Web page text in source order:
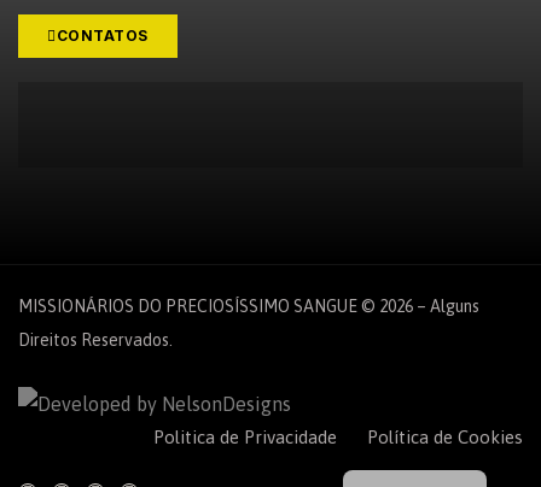
CONTATOS
MISSIONÁRIOS DO PRECIOSÍSSIMO SANGUE © 2026 – Alguns
Direitos Reservados.
Politica de Privacidade
Política de Cookies